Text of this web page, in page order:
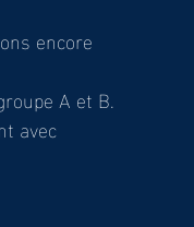
encore
A et B.
avec